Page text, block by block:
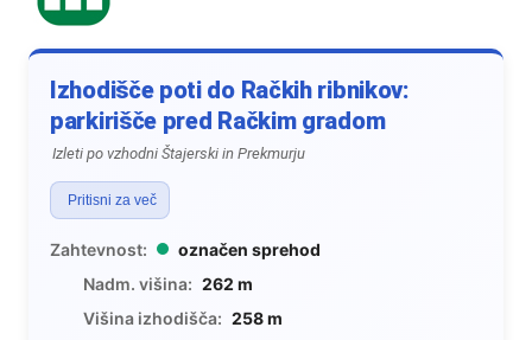
Izhodišče poti do Račkih ribnikov:
parkirišče pred Račkim gradom
Izleti po vzhodni Štajerski in Prekmurju
Pritisni za več
Zahtevnost:
označen sprehod
Nadm. višina: 262 m
Višina izhodišča: 258 m